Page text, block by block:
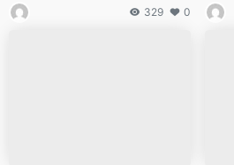
329 0